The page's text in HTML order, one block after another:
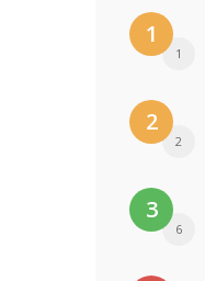
1
1
2
2
3
6